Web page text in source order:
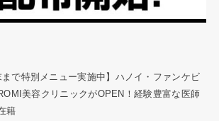
まで特別メニュー実施中】ハノイ・ファンケビ
美容クリニックがOPEN！経験豊富な医師
籍